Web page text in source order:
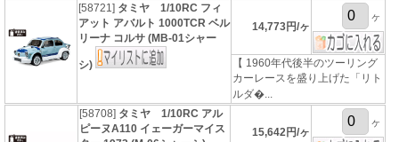
[58721] タミヤ 1/10RC フィ
アット アバルト 1000TCR ベル
リーナ コルサ (MB-01シャー
シ)
14,773円/ヶ
ヶ
【 1960年代後半のツーリング
カーレースを盛り上げた「リト
ルダ�...
[58708] タミヤ 1/10RC アル
ピーヌA110 イェーガーマイス
15,642円/ヶ
ヶ